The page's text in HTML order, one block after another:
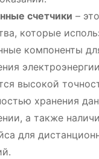
счетчики –
которые
компоненты
высокой
хранения
а также
для